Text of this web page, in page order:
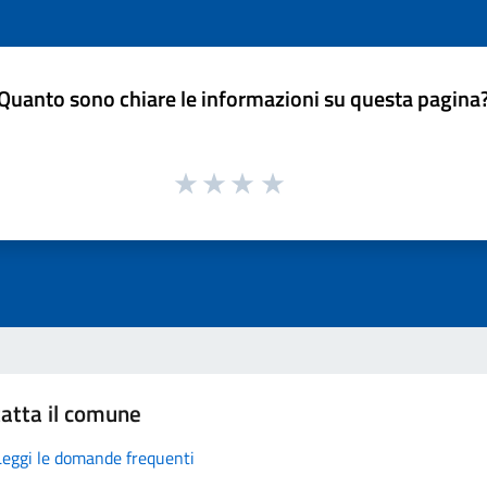
sono chiare le informazioni su questa
il comune
le domande frequenti